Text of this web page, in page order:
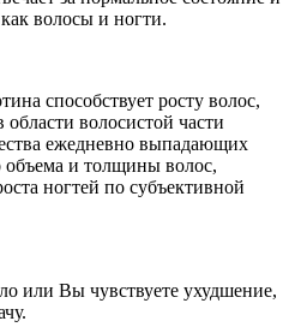
волосы и ногти.
способствует росту волос,
волосистой части
ежедневно выпадающих
и толщины волос,
ногтей по субъективной
или Вы чувствуете ухудшение,